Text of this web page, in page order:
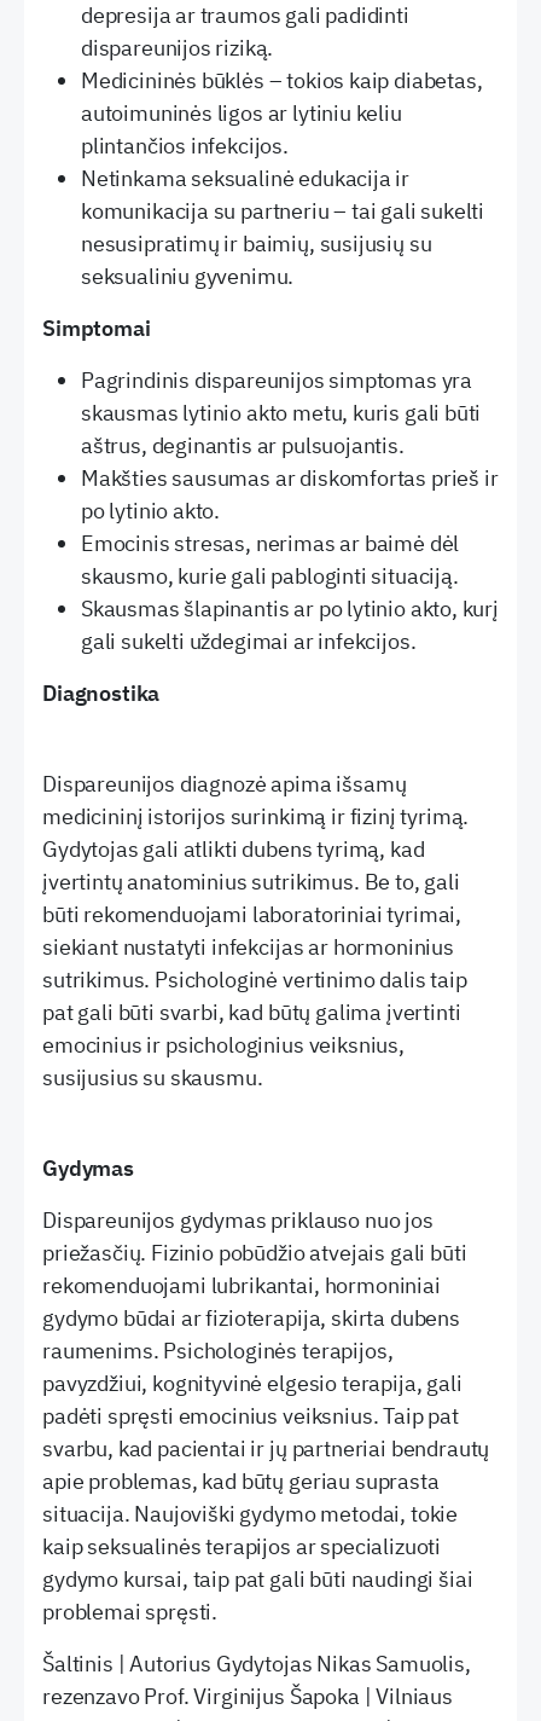
depresija ar traumos gali padidinti
dispareunijos riziką.
Medicininės būklės – tokios kaip diabetas,
autoimuninės ligos ar lytiniu keliu
plintančios infekcijos.
Netinkama seksualinė edukacija ir
komunikacija su partneriu – tai gali sukelti
nesusipratimų ir baimių, susijusių su
seksualiniu gyvenimu.
Simptomai
Pagrindinis dispareunijos simptomas yra
skausmas lytinio akto metu, kuris gali būti
aštrus, deginantis ar pulsuojantis.
Makšties sausumas ar diskomfortas prieš ir
po lytinio akto.
Emocinis stresas, nerimas ar baimė dėl
skausmo, kurie gali pabloginti situaciją.
Skausmas šlapinantis ar po lytinio akto, kurį
gali sukelti uždegimai ar infekcijos.
Diagnostika
Dispareunijos diagnozė apima išsamų
medicininį istorijos surinkimą ir fizinį tyrimą.
Gydytojas gali atlikti dubens tyrimą, kad
įvertintų anatominius sutrikimus. Be to, gali
būti rekomenduojami laboratoriniai tyrimai,
siekiant nustatyti infekcijas ar hormoninius
sutrikimus. Psichologinė vertinimo dalis taip
pat gali būti svarbi, kad būtų galima įvertinti
emocinius ir psichologinius veiksnius,
susijusius su skausmu.
Gydymas
Dispareunijos gydymas priklauso nuo jos
priežasčių. Fizinio pobūdžio atvejais gali būti
rekomenduojami lubrikantai, hormoniniai
gydymo būdai ar fizioterapija, skirta dubens
raumenims. Psichologinės terapijos,
pavyzdžiui, kognityvinė elgesio terapija, gali
padėti spręsti emocinius veiksnius. Taip pat
svarbu, kad pacientai ir jų partneriai bendrautų
apie problemas, kad būtų geriau suprasta
situacija. Naujoviški gydymo metodai, tokie
kaip seksualinės terapijos ar specializuoti
gydymo kursai, taip pat gali būti naudingi šiai
problemai spręsti.
Šaltinis | Autorius Gydytojas Nikas Samuolis,
rezenzavo Prof. Virginijus Šapoka | Vilniaus